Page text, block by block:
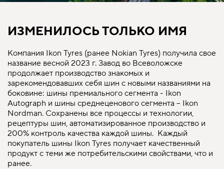
ИЗМЕНИЛОСЬ ТОЛЬКО ИМЯ
Компания Ikon Tyres (ранее Nokian Tyres) получила свое
название весной 2023 г. Завод во Всеволожске
продолжает производство знакомых и
зарекомендовавших себя шин с новыми названиями на
боковине: шины премиального сегмента - Ikon
Autograph и шины среднеценового сегмента – Ikon
Nordman. Сохранены все процессы и технологии,
рецептуры шин, автоматизированное производство и
200% контроль качества каждой шины. Каждый
покупатель шины Ikon Tyres получает качественный
продукт с теми же потребительскими свойствами, что и
ранее.